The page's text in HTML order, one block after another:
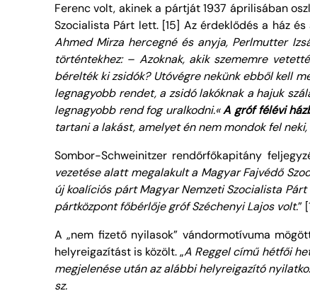
Ferenc volt, akinek a pártját 1937 áprilisában
Szocialista Párt lett. [15] Az érdeklődés a ház
Ahmed Mirza hercegné és anyja, Perlmutter
történtekhez: – Azoknak, akik szememre
bérelték ki zsidók? Utóvégre nekünk ebből kell
legnagyobb rendet, a zsidó lakóknak a hajuk
legnagyobb rend fog uralkodni.«A gróf félévi
tartani a lakást, amelyet én nem mondok fel
Sombor-Schweinitzer rendőrfőkapitány
vezetése alatt megalakult a Magyar Fajvédő
új koalíciós párt Magyar Nemzeti Szocialista
pártközpont főbérlője gróf Széchenyi Lajos volt.”
A „nem fizető nyilasok” vándormotívuma
helyreigazítást is közölt. „A Reggel című hétfői
megjelenése után az alábbi helyreigazító
sz.